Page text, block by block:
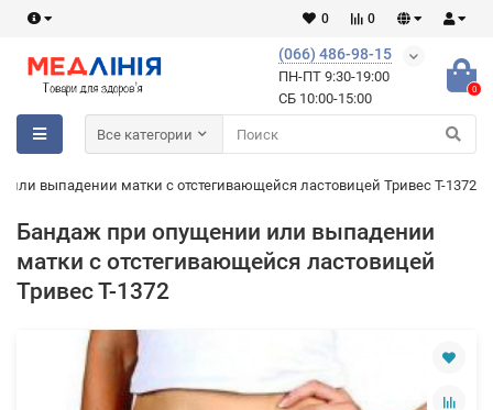
0
0
(066) 486-98-15
ПН-ПТ 9:30-19:00
СБ 10:00-15:00
0
Все категории
выпадении матки с отстегивающейся ластовицей Тривес Т-1372
Бандаж при опущении или выпадении
матки с отстегивающейся ластовицей
Тривес Т-1372